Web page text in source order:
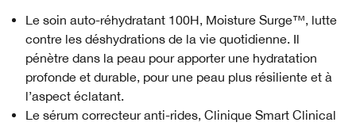
Le soin auto-réhydratant 100H, Moisture Surge™, lutte
contre les déshydrations de la vie quotidienne. Il
pénètre dans la peau pour apporter une hydratation
profonde et durable, pour une peau plus résiliente et à
l’aspect éclatant.
Le sérum correcteur anti-rides, Clinique Smart Clinical